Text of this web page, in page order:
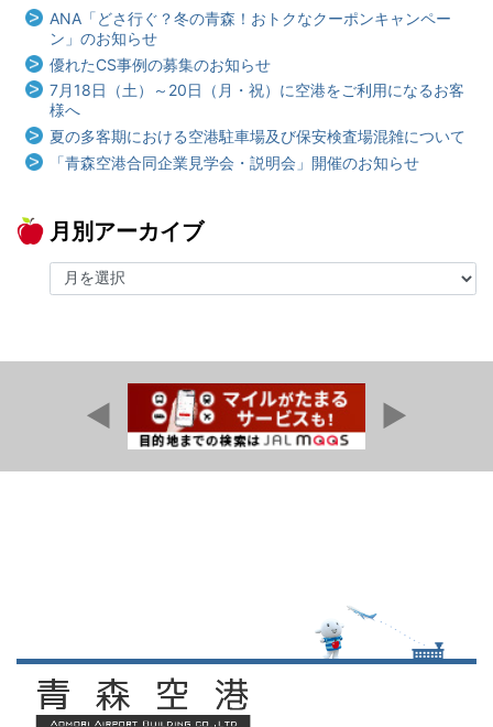
ANA「どさ行ぐ？冬の青森！おトクなクーポンキャンペー
ン」のお知らせ
優れたCS事例の募集のお知らせ
7月18日（土）～20日（月・祝）に空港をご利用になるお客
様へ
夏の多客期における空港駐車場及び保安検査場混雑について
「青森空港合同企業見学会・説明会」開催のお知らせ
月別アーカイブ